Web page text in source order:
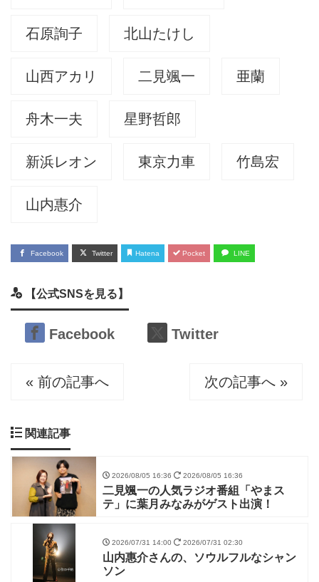
石原詢子 北山たけし
山西アカリ 二見颯一 亜蘭
舟木一夫 星野哲郎
新浜レオン 東京力車 竹島宏
山内惠介
Facebook Twitter Hatena Pocket LINE
【公式SNSを見る】
Facebook Twitter
« 前の記事へ 次の記事へ »
関連記事
2026/08/05 16:36 2026/08/05 16:36
二見颯一の人気ラジオ番組「やまス
テ」に葉月みなみがゲスト出演！
2026/07/31 14:00 2026/07/31 02:30
山内惠介さんの、ソウルフルなシャン
ソン